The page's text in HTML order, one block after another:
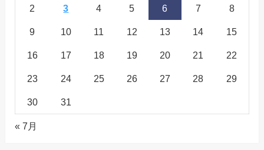
2 3 4 5 6 7 8
9 10 11 12 13 14 15
16 17 18 19 20 21 22
23 24 25 26 27 28 29
30 31
« 7月